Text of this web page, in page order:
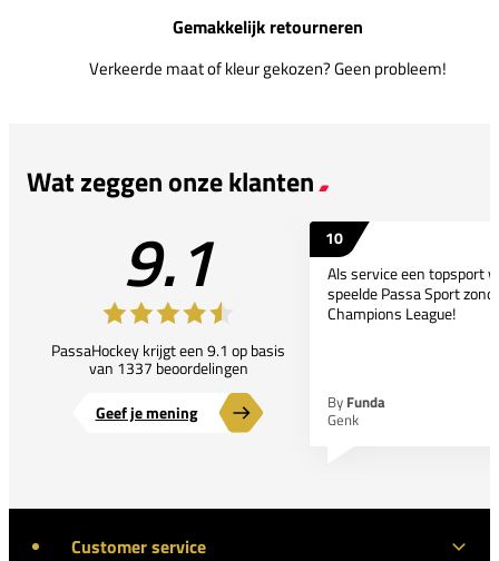
Gemakkelijk retourneren
Verkeerde maat of kleur gekozen? Geen probleem!
Wat zeggen onze klanten
9.1
PassaHockey krijgt een 9.1 op basis
van 1337 beoordelingen
Geef je mening
10
Als service een topsport
speelde Passa Sport
Champions League!
By Funda
Genk
Customer service